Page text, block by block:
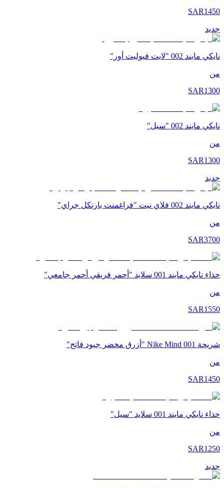
SAR1450
جديد
نايكي مايند 002 "لايت فيوليت أور"
من
SAR1300
نايكي مايند 002 "سيل"
من
SAR1300
جديد
نايكي مايند 002 فلاي نيت "فراغمنت بارتكل جراي"
من
SAR3700
حذاء نايكي مايند 001 سلايد "أحمر فريقي أحمر جامعي"
من
SAR1550
شريحة Nike Mind 001 "أزرق مخضر جيود فاتح"
من
SAR1450
حذاء نايكي مايند 001 سلايد "سيل"
من
SAR1250
جديد